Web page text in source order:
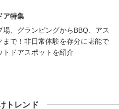
ア特集
場、グランピングからBBQ、アス
まで！非日常体験を存分に堪能で
トドアスポットを紹介
トレンド